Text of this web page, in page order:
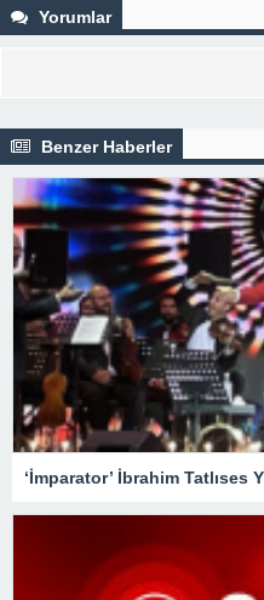
Yorumlar
Benzer Haberler